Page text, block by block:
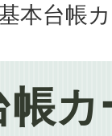
本台帳